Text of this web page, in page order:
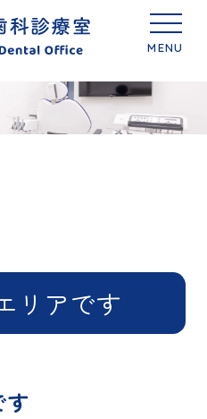
MENU
リアです
す